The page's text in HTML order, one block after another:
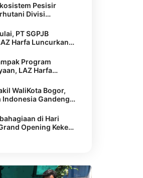
Pesisir
Divisi
Barat dan Banten
1.000 Bibit
melalui LAZ
PT SGPJB
Harfa Luncurkan
SEGA KEBUL
Serang
Program
LAZ Harfa
Australia dan
Gelar Capacity
WaliKota Bogor,
Indonesia Gandeng
Kick Off Meeting
Stunting.
di Hari
Opening Keke